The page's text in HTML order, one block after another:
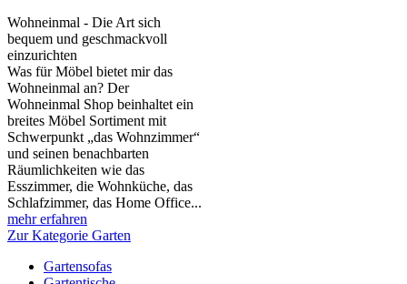
Wohneinmal - Die Art sich
bequem und geschmackvoll
einzurichten
Was für Möbel bietet mir das
Wohneinmal an? Der
Wohneinmal Shop beinhaltet ein
breites Möbel Sortiment mit
Schwerpunkt „das Wohnzimmer“
und seinen benachbarten
Räumlichkeiten wie das
Esszimmer, die Wohnküche, das
Schlafzimmer, das Home Office...
mehr erfahren
Zur Kategorie Garten
Gartensofas